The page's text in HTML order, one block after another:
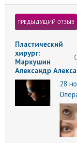
ПРЕДЫДУЩИЙ ОТЗЫВ
Пластический
хирург:
Маркушин
Александр
28